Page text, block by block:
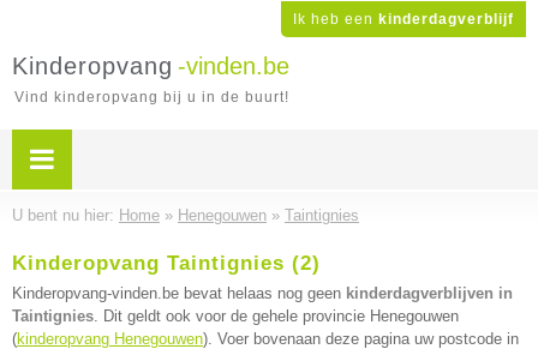
Ik heb een kinderdagverblijf
Kinderopvang -vinden.be
Vind kinderopvang bij u in de buurt!
U bent nu hier: Home » Henegouwen » Taintignies
Kinderopvang Taintignies (2)
Kinderopvang-vinden.be bevat helaas nog geen kinderdagverblijven in
Taintignies. Dit geldt ook voor de gehele provincie Henegouwen
(kinderopvang Henegouwen). Voer bovenaan deze pagina uw postcode in